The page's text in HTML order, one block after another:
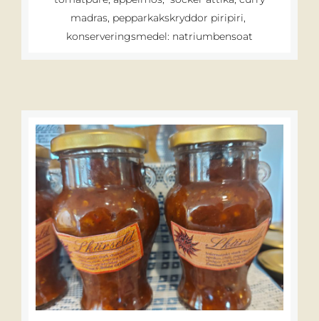
madras, pepparkakskryddor piripiri,
konserveringsmedel: natriumbensoat